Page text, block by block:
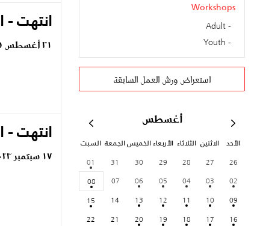
Workshops
Adult
Youth
استعراض ورش العمل السابقة
أغسطس
الأحد الاثنين الثلاثاء الأربعاءالخميسالجمعة السبت
26
27
28
29
30
31
01
02
03
04
05
06
07
08
09
10
11
12
13
14
15
16
17
18
19
20
21
22
انتهت -
٣١ أغسطس ٢٠٢٥
انتهت -
١٧ سبتمبر ٢٠٢٣